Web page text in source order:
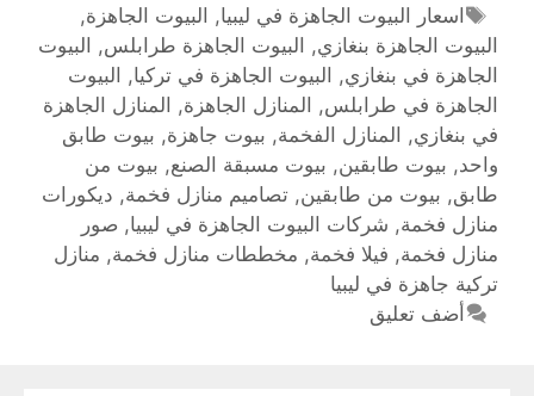
اسعار البيوت الجاهزة في ليبيا, البيوت الجاهزة,
البيوت الجاهزة بنغازي, البيوت الجاهزة طرابلس , البيوت
الجاهزة في بنغازي, البيوت الجاهزة في تركيا, البيوت
الجاهزة في طرابلس , المنازل الجاهزة, المنازل الجاهزة
في بنغازي, المنازل الفخمة, بيوت جاهزة, بيوت طابق
واحد, بيوت طابقين, بيوت مسبقة الصنع, بيوت من
طابق, بيوت من طابقين, تصاميم منازل فخمة, ديكورات
منازل فخمة, شركات البيوت الجاهزة في ليبيا, صور
منازل فخمة, فيلا فخمة, مخططات منازل فخمة, منازل
تركية جاهزة في ليبيا
أضف تعليق